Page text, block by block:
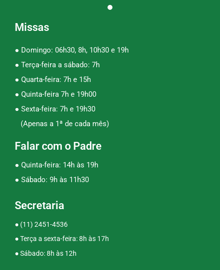
Missas
● Domingo: 06h30, 8h, 10h30 e 19h
● Terça-feira a sábado: 7h
● Quarta-feira: 7h e 15h
● Quinta-feira 7h e 19h00
● Sexta-feira: 7h e 19h30
(Apenas a 1ª de cada mês)
Falar com o Padre
● Quinta-feira: 14h às 19h
● Sábado: 9h às 11h30
Secretaria
● (11) 2451-4536
● Terça a sexta-feira: 8h às 17h
● Sábado: 8h às 12h